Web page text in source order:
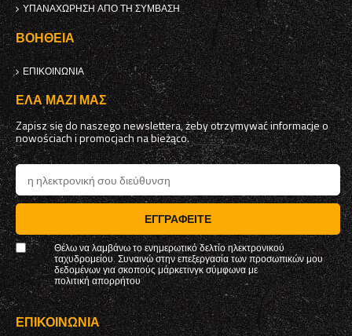
ΥΠΑΝΑΧΏΡΗΣΗ ΑΠΌ ΤΗ ΣΎΜΒΑΣΗ
ΒΟΉΘΕΙΑ
ΕΠΙΚΟΙΝΩΝΊΑ
ΈΛΑ ΜΑΖΊ ΜΑΣ
Zapisz się do naszego newslettera, żeby otrzymywać informacje o
nowościach i promocjach na bieżąco.
ΕΓΓΡΑΦΕΊΤΕ
Θέλω να λαμβάνω το ενημερωτικό δελτίο ηλεκτρονικού
ταχυδρομείου. Συναινώ στην επεξεργασία των προσωπικών μου
δεδομένων για σκοπούς μάρκετινγκ σύμφωνα με
πολιτική απορρήτου
ΕΠΙΚΟΙΝΩΝΊΑ